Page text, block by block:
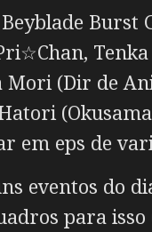
Mori (Dir de
em eps de
eventos do
para isso